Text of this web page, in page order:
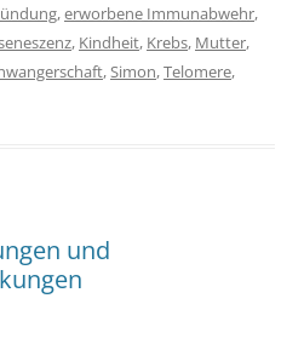
,erworbene Immunabwehr,
, Kindheit, Krebs, Mutter,
,Simon,Telomere,
und